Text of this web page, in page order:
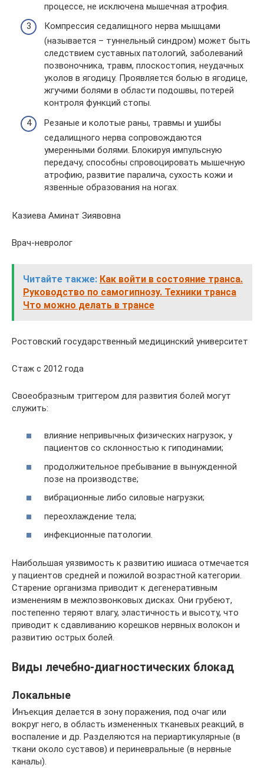
процессе, не исключена мышечная атрофия.
Компрессия седалищного нерва мышцами
(называется – туннельный синдром) может быть
следствием суставных патологий, заболеваний
позвоночника, травм, плоскостопия, неудачных
уколов в ягодицу. Проявляется болью в ягодице,
жгучими болями в области подошвы, потерей
контроля функций стопы.
Резаные и колотые раны, травмы и ушибы
седалищного нерва сопровождаются
умеренными болями. Блокируя импульсную
передачу, способны спровоцировать мышечную
атрофию, развитие паралича, сухость кожи и
язвенные образования на ногах.
Казиева Аминат Зиявовна
Врач-невролог
Читайте также: Как войти в состояние транса.
Руководство по самогипнозу. Техники транса
Что можно делать в трансе
Ростовский государственный медицинский университет
Стаж с 2012 года
Своеобразным триггером для развития болей могут
служить:
влияние непривычных физических нагрузок, у
пациентов со склонностью к гиподинамии;
продолжительное пребывание в вынужденной
позе на производстве;
вибрационные либо силовые нагрузки;
переохлаждение тела;
инфекционные патологии.
Наибольшая уязвимость к развитию ишиаса отмечается
у пациентов средней и пожилой возрастной категории.
Старение организма приводит к дегенеративным
изменениям в межпозвонковых дисках. Они грубеют,
постепенно теряют влагу, эластичность и высоту, что
приводит к сдавливанию корешков нервных волокон и
развитию острых болей.
Виды лечебно-диагностических блокад
Локальные
Инъекция делается в зону поражения, под очаг или
вокруг него, в область измененных тканевых реакций, в
воспаление и др. Разделяются на периартикулярные (в
ткани около суставов) и периневральные (в нервные
каналы).